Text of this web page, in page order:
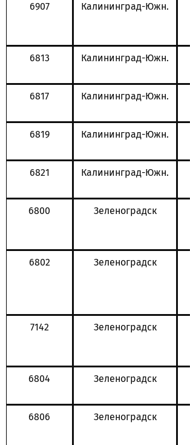
6907 Калининград-Южн.
6813 Калининград-Южн.
6817 Калининград-Южн.
6819 Калининград-Южн.
6821 Калининград-Южн.
6800 Зеленоградск
6802 Зеленоградск
7142 Зеленоградск
6804 Зеленоградск
6806 Зеленоградск